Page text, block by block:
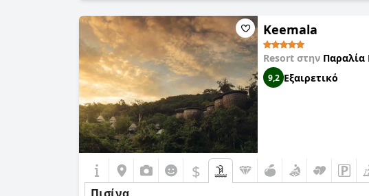
Keemala
Resort στην Παραλία
9,2 Εξαιρετικό
$